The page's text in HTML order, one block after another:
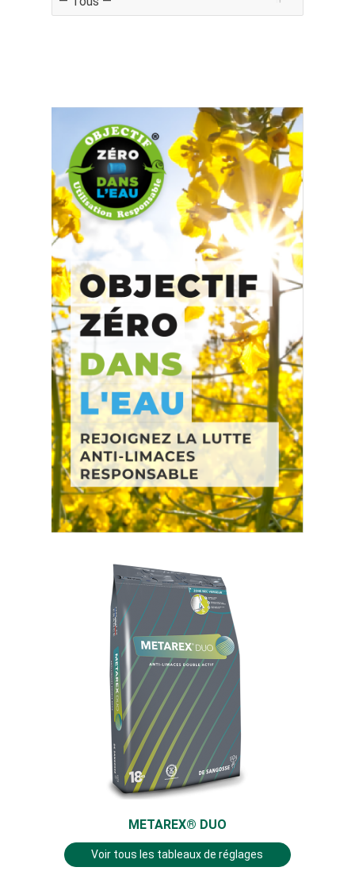
METAREX® DUO
Voir tous les tableaux de réglages